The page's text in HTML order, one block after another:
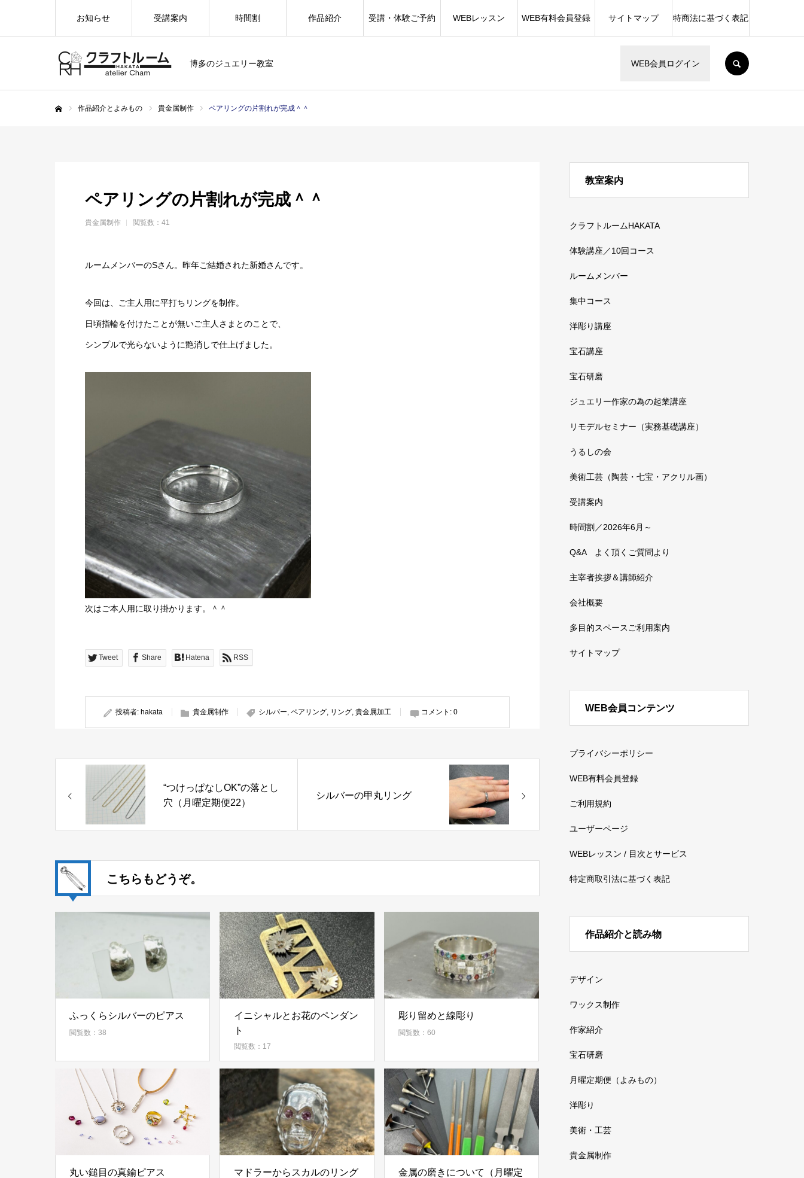
博多のジュエリー教室 WEB会員ログイン
お知らせ 受講案内 時間割 作品紹介 受講・体験ご予約 WEBレッスン WEB有料会員登録 サイトマップ 特商法に基づく表記
作品紹介とよみもの 貴金属制作 ペアリングの片割れが完成＾＾
ペアリングの片割れが完成＾＾
貴金属制作 閲覧数：41
ルームメンバーのSさん。昨年ご結婚された新婚さんです。
今回は、ご主人用に平打ちリングを制作。
日頃指輪を付けたことが無いご主人さまとのことで、
シンプルで光らないように艶消しで仕上げました。
次はご本人用に取り掛かります。＾＾
Tweet Share Hatena RSS
投稿者: hakata 貴金属制作 シルバー, ペアリング, リング, 貴金属加工 コメント: 0
“つけっぱなしOK”の落とし
穴（月曜定期便22）
シルバーの甲丸リング
こちらもどうぞ。
ふっくらシルバーのピアス
閲覧数：38
イニシャルとお花のペンダン
ト
閲覧数：17
彫り留めと線彫り
閲覧数：60
丸い鎚目の真鍮ピアス マドラーからスカルのリング
金属の磨きについて（月曜定
教室案内
クラフトルームHAKATA
体験講座／10回コース
ルームメンバー
集中コース
洋彫り講座
宝石講座
宝石研磨
ジュエリー作家の為の起業講座
リモデルセミナー（実務基礎講座）
うるしの会
美術工芸（陶芸・七宝・アクリル画）
受講案内
時間割／2026年6月～
Q&A よく頂くご質問より
主宰者挨拶＆講師紹介
会社概要
多目的スペースご利用案内
サイトマップ
WEB会員コンテンツ
プライバシーポリシー
WEB有料会員登録
ご利用規約
ユーザーページ
WEBレッスン / 目次とサービス
特定商取引法に基づく表記
作品紹介と読み物
デザイン
ワックス制作
作家紹介
宝石研磨
月曜定期便（よみもの）
洋彫り
美術・工芸
貴金属制作